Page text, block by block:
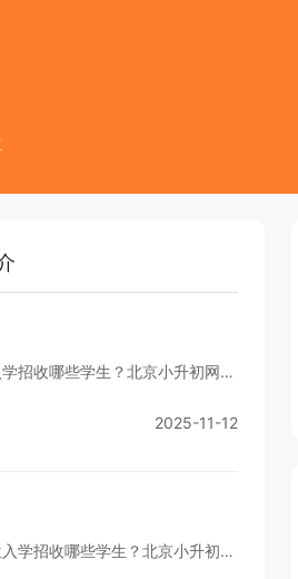
学招收哪些学生 ？北京小升初网分
2025-11-12
入学招收哪些学生 ？北京小升初网